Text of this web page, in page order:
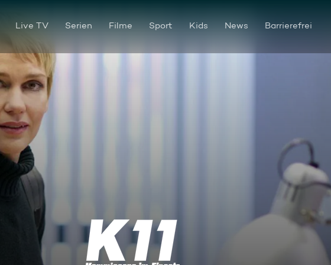
Live TV Serien Filme Sport Kids News Barrierefrei